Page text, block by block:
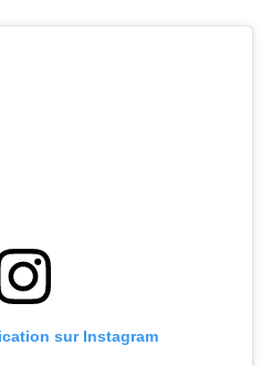
sur Instagram